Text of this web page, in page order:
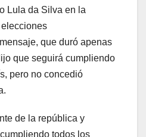
Lula da Silva en la
que duró apenas
que seguirá cumpliendo
pero no concedió
de la república y
todos los